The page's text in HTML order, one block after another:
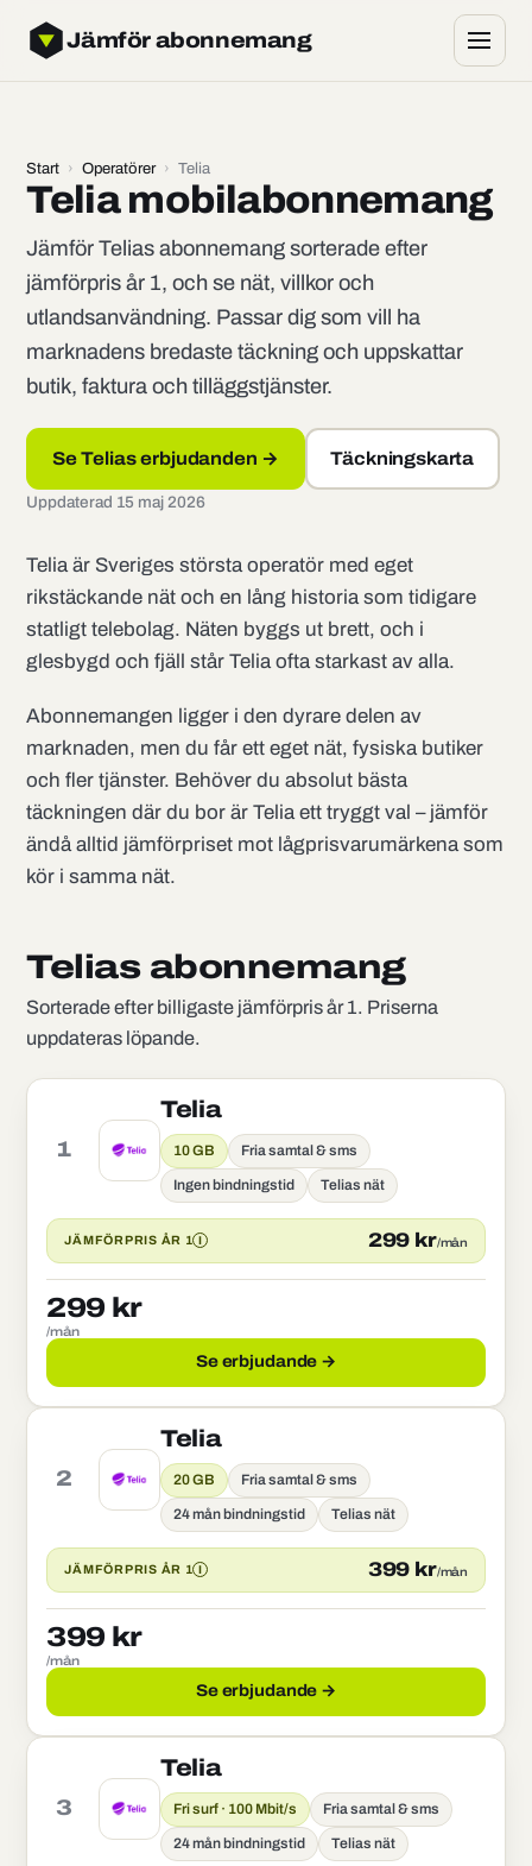
Jämför abonnemang
Start › Operatörer › Telia
Telia mobilabonnemang
Jämför Telias abonnemang sorterade efter
jämförpris år 1, och se nät, villkor och
utlandsanvändning. Passar dig som vill ha
marknadens bredaste täckning och uppskattar
butik, faktura och tilläggstjänster.
Se Telias erbjudanden → Täckningskarta
Uppdaterad 15 maj 2026
Telia är Sveriges största operatör med eget
rikstäckande nät och en lång historia som tidigare
statligt telebolag. Näten byggs ut brett, och i
glesbygd och fjäll står Telia ofta starkast av alla.
Abonnemangen ligger i den dyrare delen av
marknaden, men du får ett eget nät, fysiska butiker
och fler tjänster. Behöver du absolut bästa
täckningen där du bor är Telia ett tryggt val – jämför
ändå alltid jämförpriset mot lågprisvarumärkena som
kör i samma nät.
Telias abonnemang
Sorterade efter billigaste jämförpris år 1. Priserna
uppdateras löpande.
1
Telia
10 GB Fria samtal & sms
Ingen bindningstid Telias nät
JÄMFÖRPRIS ÅR 1 I 299 kr/mån
299 kr
/mån
Se erbjudande →
2
Telia
20 GB Fria samtal & sms
24 mån bindningstid Telias nät
JÄMFÖRPRIS ÅR 1 I 399 kr/mån
399 kr
/mån
Se erbjudande →
3
Telia
Fri surf · 100 Mbit/s Fria samtal & sms
24 mån bindningstid Telias nät